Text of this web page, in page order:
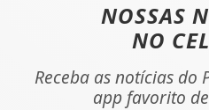
NOSSAS
NO
Receba as notícias do
app favorito